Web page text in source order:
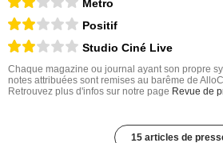
Metro
Positif
Studio Ciné Live
Chaque magazine ou journal ayant son propre
notes attribuées sont remises au barême de
Retrouvez plus d'infos sur notre page Revue de
15 articles de